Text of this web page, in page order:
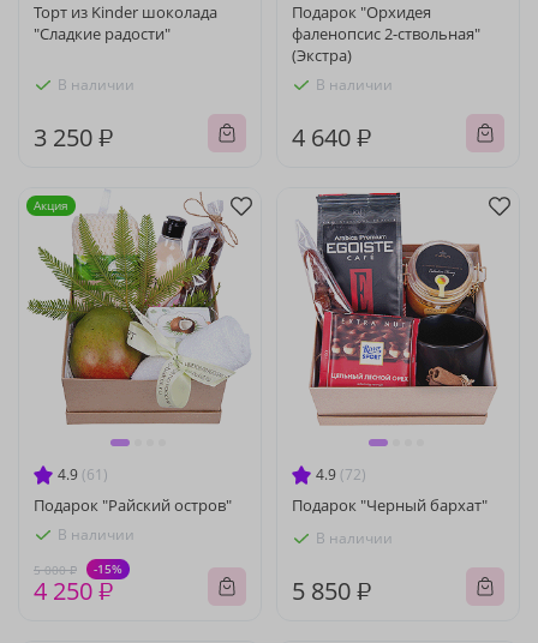
Торт из Kinder шоколада
"Сладкие радости"
В наличии
3 250 ₽
Подарок "Орхидея
фаленопсис 2-ствольная"
(Экстра)
В наличии
4 640 ₽
4.9 (61)
Подарок "Райский остров"
В наличии
5 000 ₽ -15%
4 250 ₽
Акция
4.9 (72)
Подарок "Черный бархат"
В наличии
5 850 ₽